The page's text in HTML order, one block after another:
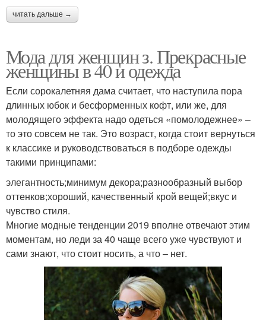
читать дальше →
Мода для женщин з. Прекрасные
женщины в 40 и одежда
Если сорокалетняя дама считает, что наступила пора
длинных юбок и бесформенных кофт, или же, для
молодящего эффекта надо одеться «помолодежнее» –
то это совсем не так. Это возраст, когда стоит вернуться
к классике и руководствоваться в подборе одежды
такими принципами:
элегантность;минимум декора;разнообразный выбор
оттенков;хороший, качественный крой вещей;вкус и
чувство стиля.
Многие модные тенденции 2019 вполне отвечают этим
моментам, но леди за 40 чаще всего уже чувствуют и
сами знают, что стоит носить, а что – нет.